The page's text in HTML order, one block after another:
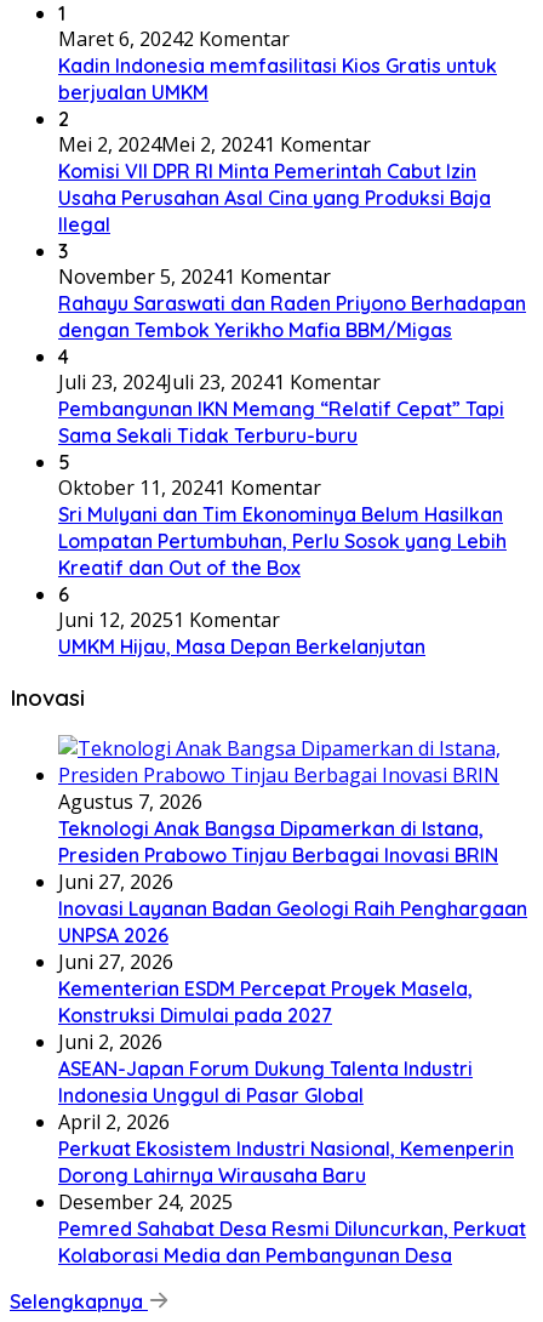
1
Maret 6, 20242 Komentar
Kadin Indonesia memfasilitasi Kios Gratis untuk
berjualan UMKM
2
Mei 2, 2024Mei 2, 20241 Komentar
Komisi VII DPR RI Minta Pemerintah Cabut Izin
Usaha Perusahan Asal Cina yang Produksi Baja
Ilegal
3
November 5, 20241 Komentar
Rahayu Saraswati dan Raden Priyono Berhadapan
dengan Tembok Yerikho Mafia BBM/Migas
4
Juli 23, 2024Juli 23, 20241 Komentar
Pembangunan IKN Memang “Relatif Cepat” Tapi
Sama Sekali Tidak Terburu-buru
5
Oktober 11, 20241 Komentar
Sri Mulyani dan Tim Ekonominya Belum Hasilkan
Lompatan Pertumbuhan, Perlu Sosok yang Lebih
Kreatif dan Out of the Box
6
Juni 12, 20251 Komentar
UMKM Hijau, Masa Depan Berkelanjutan
Inovasi
Agustus 7, 2026
Teknologi Anak Bangsa Dipamerkan di Istana,
Presiden Prabowo Tinjau Berbagai Inovasi BRIN
Juni 27, 2026
Inovasi Layanan Badan Geologi Raih Penghargaan
UNPSA 2026
Juni 27, 2026
Kementerian ESDM Percepat Proyek Masela,
Konstruksi Dimulai pada 2027
Juni 2, 2026
ASEAN-Japan Forum Dukung Talenta Industri
Indonesia Unggul di Pasar Global
April 2, 2026
Perkuat Ekosistem Industri Nasional, Kemenperin
Dorong Lahirnya Wirausaha Baru
Desember 24, 2025
Pemred Sahabat Desa Resmi Diluncurkan, Perkuat
Kolaborasi Media dan Pembangunan Desa
Selengkapnya